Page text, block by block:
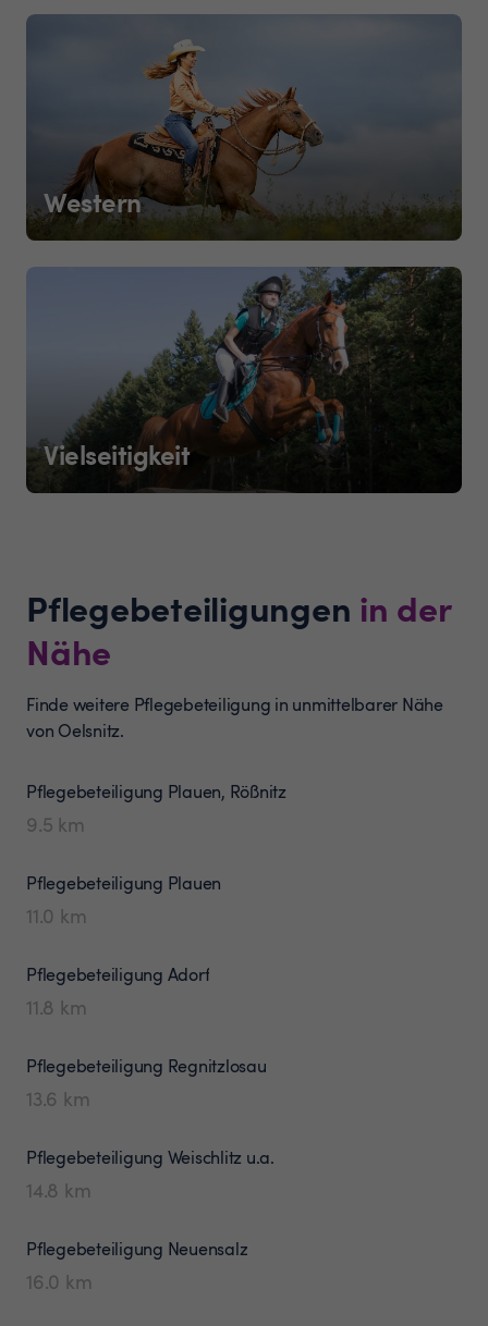
Western
Vielseitigkeit
Pflegebeteiligungen in der
Nähe
Finde weitere Pflegebeteiligung in unmittelbarer Nähe
von Oelsnitz.
Pflegebeteiligung Plauen, Rößnitz
9.5 km
Pflegebeteiligung Plauen
11.0 km
Pflegebeteiligung Adorf
11.8 km
Pflegebeteiligung Regnitzlosau
13.6 km
Pflegebeteiligung Weischlitz u.a.
14.8 km
Pflegebeteiligung Neuensalz
16.0 km